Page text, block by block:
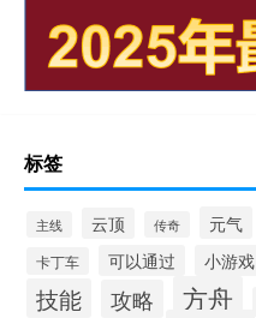
标签
主线 云顶 传奇 元气
卡丁车 可以通过 小游戏
技能 攻略 方舟